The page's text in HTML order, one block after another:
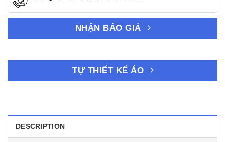
NHẬN BÁO GIÁ
TỰ THIẾT KẾ ÁO
DESCRIPTION